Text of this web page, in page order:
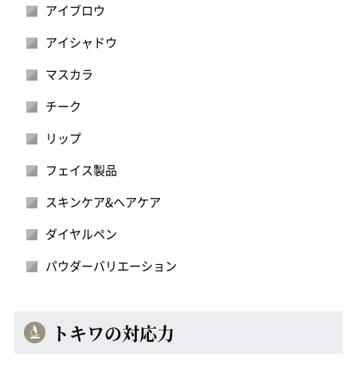
アイブロウ
アイシャドウ
マスカラ
チーク
リップ
フェイス製品
スキンケア&ヘアケア
ダイヤルペン
パウダーバリエーション
トキワの対応力